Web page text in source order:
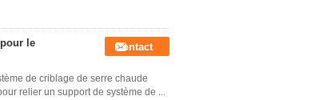
le
Contact
de criblage de serre chaude
relier un support de système de ...